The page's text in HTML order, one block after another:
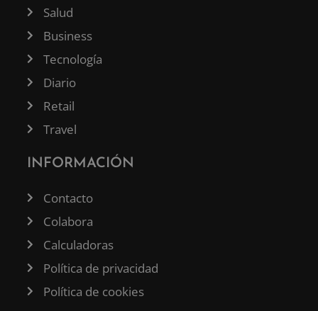
Salud
Business
Tecnología
Diario
Retail
Travel
INFORMACIÓN
Contacto
Colabora
Calculadoras
Política de privacidad
Política de cookies